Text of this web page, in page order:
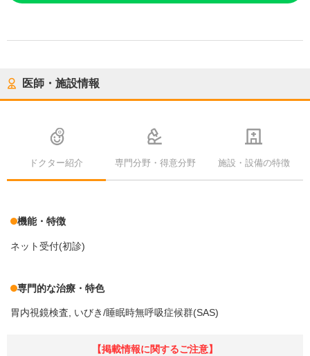
医師・施設情報
ドクター紹介 専門分野・得意分野 施設・設備の特徴
機能・特徴
ネット受付(初診)
専門的な治療・特色
胃内視鏡検査 いびき/睡眠時無呼吸症候群(SAS)
【掲載情報に関するご注意】